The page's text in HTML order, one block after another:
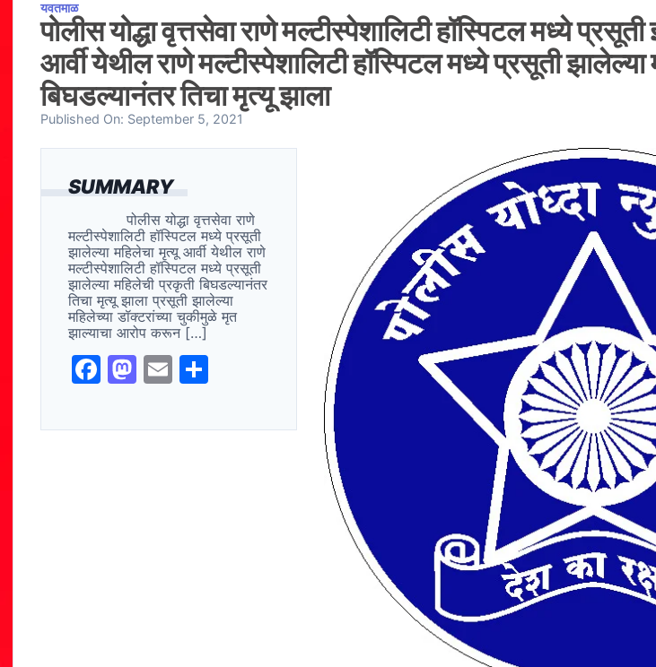
यवतमाळ
पोलीस योद्धा वृत्तसेवा राणे मल्टीस्पेशालिटी हॉस्पिटल मध्ये
आर्वी येथील राणे मल्टीस्पेशालिटी हॉस्पिटल मध्ये प्रसूती
बिघडल्यानंतर तिचा मृत्यू झाला
Published On: September 5, 2021
SUMMARY
पोलीस योद्धा वृत्तसेवा राणे
मल्टीस्पेशालिटी हॉस्पिटल मध्ये प्रसूती
झालेल्या महिलेचा मृत्यू आर्वी येथील राणे
मल्टीस्पेशालिटी हॉस्पिटल मध्ये प्रसूती
झालेल्या महिलेची प्रकृती बिघडल्यानंतर
तिचा मृत्यू झाला प्रसूती झालेल्या
महिलेच्या डॉक्टरांच्या चुकीमुळे मृत
झाल्याचा आरोप करून […]
F
c
M
st
E
ai ar